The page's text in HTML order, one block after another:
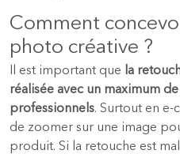
Comment
photo créative ?
Il est important que
la
réalisée avec un maximum
professionnels. Surtout en e-
de zoomer sur une image
produit. Si la retouche est